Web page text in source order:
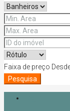
Faixa de preço
Pesquisa